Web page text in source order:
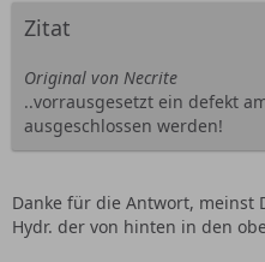
Zitat
Original von Necrite
..vorrausgesetzt ein defekt
ausgeschlossen werden!
Danke für die Antwort, meinst
Hydr. der von hinten in den